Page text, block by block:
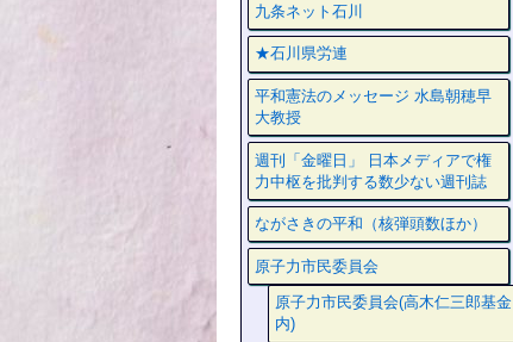
九条ネット石川
★石川県労連
平和憲法のメッセージ 水島朝穂早
大教授
週刊「金曜日」 日本メディアで権
力中枢を批判する数少ない週刊誌
ながさきの平和（核弾頭数ほか）
原子力市民委員会
原子力市民委員会(高木仁三郎基金
内)